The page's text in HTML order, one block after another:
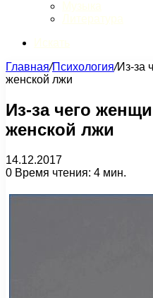
Главная/Психология/Из-за
женской лжи
Из-за чего
женской лжи
14.12.2017
0 Время чтения: 4 мин.